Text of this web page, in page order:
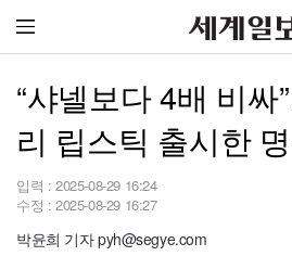
“샤넬보다 4배 비
리 립스틱 출시한
입력 : 2025-08-29 16:24
수정 : 2025-08-29 16:27
박윤희 기자 pyh@segye.com